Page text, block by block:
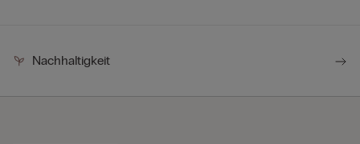
Nachhaltigkeit